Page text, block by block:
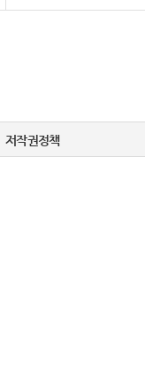
저작권정책